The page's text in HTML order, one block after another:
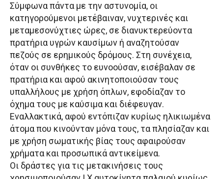
Σύμφωνα πάντα με την αστυνομία, οι
κατηγορούμενοι μετέβαιναν, νυχτερινές και
μεταμεσονύχτιες ώρες, σε διανυκτερεύοντα
πρατήρια υγρών καυσίμων ή αναζητούσαν
πεζούς σε ερημικούς δρόμους. Στη συνέχεια,
όταν οι συνθήκες το ευνοούσαν, εισέβαλαν σε
πρατήρια και αφού ακινητοποιούσαν τους
υπαλλήλους με χρήση όπλων, εφοδίαζαν το
όχημα τους με καύσιμα και διέφευγαν.
Εναλλακτικά, αφού εντόπιζαν κυρίως ηλικιωμένα
άτομα που κινούνταν μόνα τους, τα πλησίαζαν και
με χρήση σωματικής βίας τους αφαιρούσαν
χρήματα και προσωπικά αντικείμενα.
Οι δράστες για τις μετακινήσεις τους